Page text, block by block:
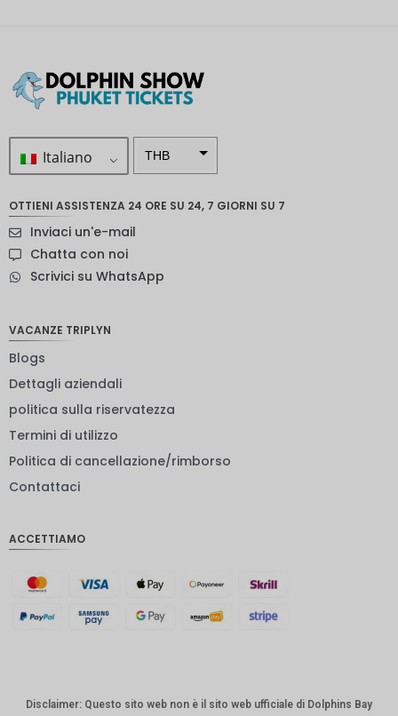
Italiano THB
neozelan
euro
rupia
indiana
danese
CHF
australia
OTTIENI ASSISTENZA 24 ORE SU 24, 7 GIORNI SU 7
Inviaci un'e-mail
Chatta con noi
Scrivici su WhatsApp
VACANZE TRIPLYN
Blogs
Dettagli aziendali
politica sulla riservatezza
Termini di utilizzo
Politica di cancellazione/rimborso
Contattaci
ACCETTIAMO
Disclaimer: Questo sito web non è il sito web ufficiale di Dolphins Bay